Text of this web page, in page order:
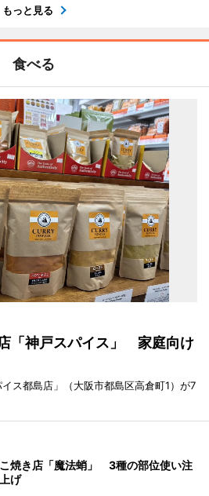
もっと見る
食べる
「神戸スパイス」 家庭向け
ス都島店」（大阪市都島区高倉町1）が7
焼き店「魔法蛸」 3種の部位使い注
げ